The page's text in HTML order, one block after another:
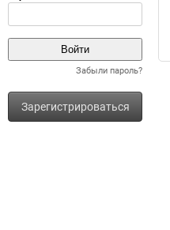
Забыли пароль?
Зарегистрироваться